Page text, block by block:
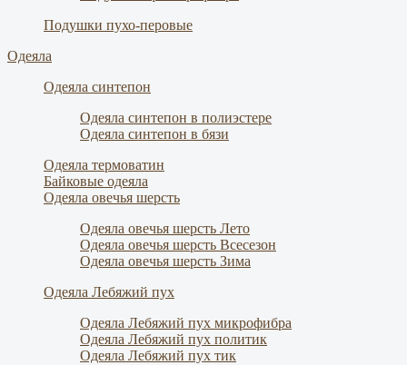
Подушки пухо-перовые
Одеяла
Одеяла синтепон
Одеяла синтепон в полиэстере
Одеяла синтепон в бязи
Одеяла термоватин
Байковые одеяла
Одеяла овечья шерсть
Одеяла овечья шерсть Лето
Одеяла овечья шерсть Всесезон
Одеяла овечья шерсть Зима
Одеяла Лебяжий пух
Одеяла Лебяжий пух микрофибра
Одеяла Лебяжий пух политик
Одеяла Лебяжий пух тик